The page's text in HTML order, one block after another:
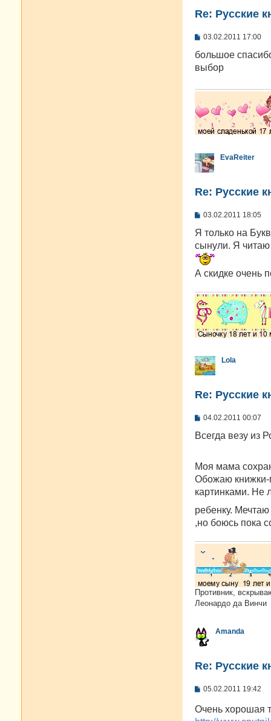
Re: Русские
С
о
щ
н
е
03.02.2011 17:00
большое
выбор
EvaReiter
Re: Русские
С
о
щ
е
н
и
03.02.2011 18:05
Я только на
сынули. Я читаю
А скидке очень
Lola
Re: Русские
С
о
н
и
е
04.02.2011 00:07
Всегда везу из
Моя мама
Обожаю книжки-
картинками. Не
ребенку.
,но боюсь пока
Противник,
Леонардо да Винчи
Amanda
Re: Русские
С
о
б
05.02.2011 19:42
Очень хорошая